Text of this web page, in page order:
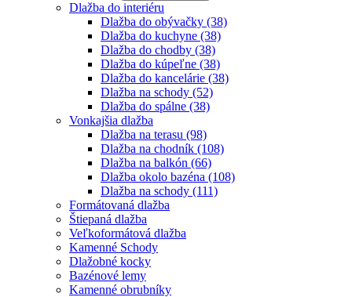
Dlažba do interiéru
Dlažba do obývačky (38)
Dlažba do kuchyne (38)
Dlažba do chodby (38)
Dlažba do kúpeľne (38)
Dlažba do kancelárie (38)
Dlažba na schody (52)
Dlažba do spálne (38)
Vonkajšia dlažba
Dlažba na terasu (98)
Dlažba na chodník (108)
Dlažba na balkón (66)
Dlažba okolo bazéna (108)
Dlažba na schody (111)
Formátovaná dlažba
Štiepaná dlažba
Veľkoformátová dlažba
Kamenné Schody
Dlažobné kocky
Bazénové lemy
Kamenné obrubníky